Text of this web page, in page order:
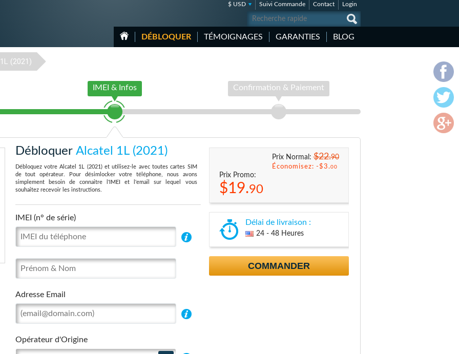
$ USD Suivi Commande Contact Login
DÉBLOQUER TÉMOIGNAGES GARANTIES BLOG
1L (2021)
IMEI & Infos Confirmation & Paiement
Débloquer Alcatel 1L (2021)
Débloquez votre Alcatel 1L (2021) et utilisez-le avec toutes cartes SIM
de tout opérateur. Pour désimlocker votre téléphone, nous avons
simplement besoin de connaitre l'IMEI et l'email sur lequel vous
souhaitez recevoir les instructions.
IMEI (n° de série)
Adresse Email
Opérateur d'Origine
Prix Normal:$22.90
Économisez: -$3.00
Prix Promo:
$19.90
Délai de livraison :
24 - 48 Heures
COMMANDER